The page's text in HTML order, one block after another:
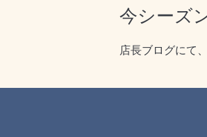
今シーズ
店長ブログにて